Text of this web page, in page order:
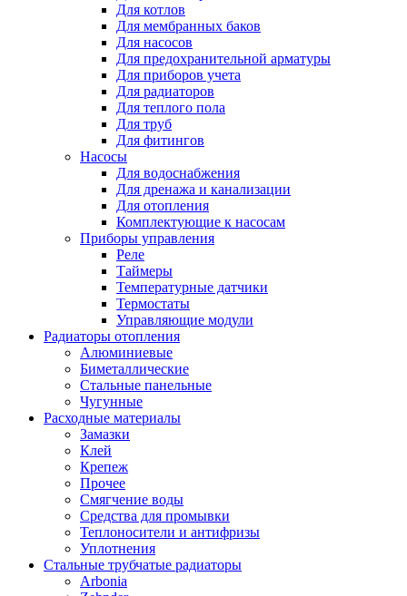
Для котлов
Для мембранных баков
Для насосов
Для предохранительной арматуры
Для приборов учета
Для радиаторов
Для теплого пола
Для труб
Для фитингов
Насосы
Для водоснабжения
Для дренажа и канализации
Для отопления
Комплектующие к насосам
Приборы управления
Реле
Таймеры
Температурные датчики
Термостаты
Управляющие модули
Радиаторы отопления
Алюминиевые
Биметаллические
Стальные панельные
Чугунные
Расходные материалы
Замазки
Клей
Крепеж
Прочее
Смягчение воды
Средства для промывки
Теплоносители и антифризы
Уплотнения
Стальные трубчатые радиаторы
Arbonia